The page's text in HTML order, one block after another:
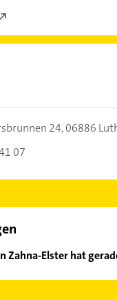
24,06886
07
Zahna-Elster hat
finden Sie alle